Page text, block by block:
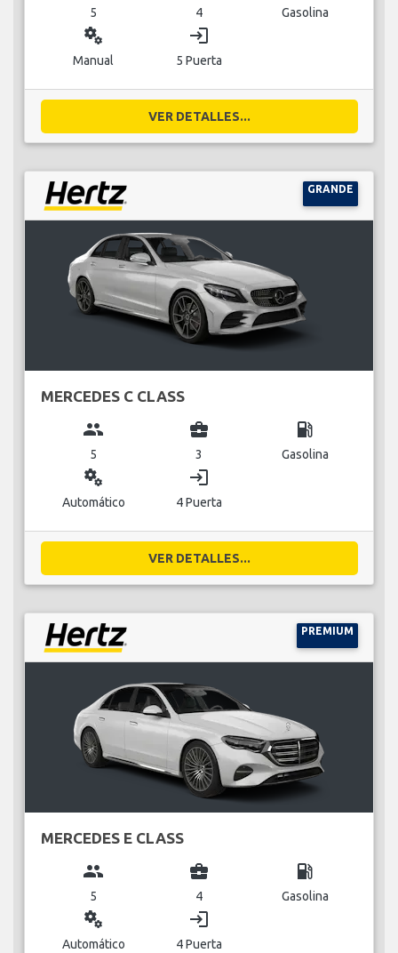
5 4 Gasolina
miscellaneous_services
Manual
login
5 Puerta
VER DETALLES...
GRANDE
MERCEDES C CLASS
group
5
business_center
3
local_gas_station
Gasolina
miscellaneous_services
Automático
login
4 Puerta
VER DETALLES...
PREMIUM
MERCEDES E CLASS
group
5
business_center
4
local_gas_station
Gasolina
miscellaneous_services
Automático
login
4 Puerta